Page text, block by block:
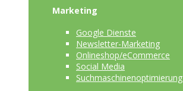
Marketing
Google Dienste
Newsletter-Marketing
Onlineshop/eCommerce
Social Media
Suchmaschinenoptimierung